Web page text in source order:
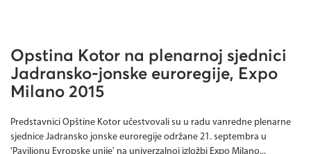
Opstina Kotor na plenarnoj sjednici
Jadransko-jonske euroregije, Expo
Milano 2015
Predstavnici Opštine Kotor učestvovali su u radu vanredne plenarne
sjednice Jadransko jonske euroregije održane 21. septembra u
'Paviljonu Evropske unije' na univerzalnoj izložbi Expo Milano...